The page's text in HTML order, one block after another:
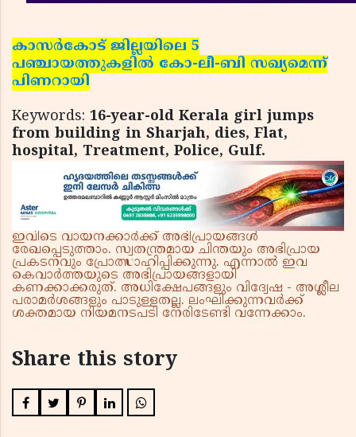
കാസര്‍കോട് ജില്ലയിലെ 5
പഞ്ചായത്തുകളില്‍ കോ-ലീ-ബി സഖ്യമെന്ന്
പിണറായി
Keywords: 16-year-old Kerala girl jumps
from building in Sharjah, dies, Flat,
hospital, Treatment, Police, Gulf.
ഇവിടെ വായനക്കാർക്ക് അഭിപ്രായങ്ങൾ
രേഖപ്പെടുത്താം. സ്വതന്ത്രമായ ചിന്തയും അഭിപ്രായ
പ്രകടനവും പ്രോത്സാഹിപ്പിക്കുന്നു. എന്നാൽ ഇവ
കെവാർത്തയുടെ അഭിപ്രായങ്ങളായി
കണക്കാക്കരുത്. അധിക്ഷേപങ്ങളും വിദ്വേഷ - അശ്ലീല
പരാമർശങ്ങളും പാടുള്ളതല്ല. ലംഘിക്കുന്നവർക്ക്
ശക്തമായ നിയമനടപടി നേരിടേണ്ടി വന്നേക്കാം.
Share this story